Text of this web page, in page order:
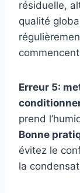
résiduelle,
qualité
Erreur 5:
prend
Bonne
évitez le
la